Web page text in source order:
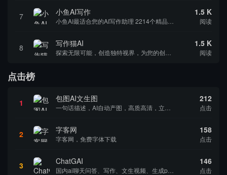
7 小鱼AI写作 1.5 K
阅读
8 写作猫AI 1.5 K
阅读
点击榜
1 包图AI文生图 212
点击
2 字客网
字客网，免费字体下载
158
点击
3 ChatGAI 146
点击